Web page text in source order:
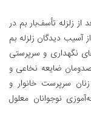
زلزله تأسف‌بار بم در
از آسیب دیدگان زلزله بم
نگهداری و سرپرستی
ضایعه نخاعی و
سرپرست خانوار و
نوجوانان معلول